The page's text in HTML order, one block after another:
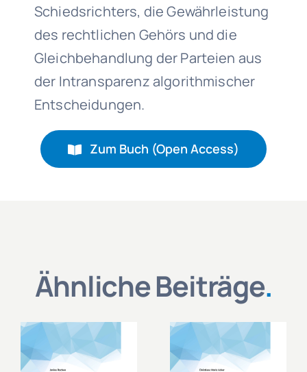
Schiedsrichters, die Gewährleistung
des rechtlichen Gehörs und die
Gleichbehandlung der Parteien aus
der Intransparenz algorithmischer
Entscheidungen.
Zum Buch (Open Access)
Ähnliche Beiträge.